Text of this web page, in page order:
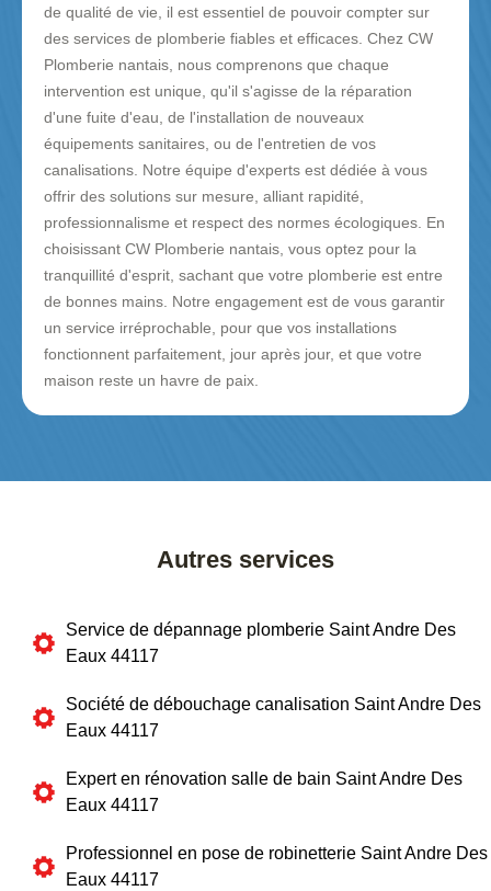
de qualité de vie, il est essentiel de pouvoir compter sur
des services de plomberie fiables et efficaces. Chez CW
Plomberie nantais, nous comprenons que chaque
intervention est unique, qu'il s'agisse de la réparation
d'une fuite d'eau, de l'installation de nouveaux
équipements sanitaires, ou de l'entretien de vos
canalisations. Notre équipe d'experts est dédiée à vous
offrir des solutions sur mesure, alliant rapidité,
professionnalisme et respect des normes écologiques. En
choisissant CW Plomberie nantais, vous optez pour la
tranquillité d'esprit, sachant que votre plomberie est entre
de bonnes mains. Notre engagement est de vous garantir
un service irréprochable, pour que vos installations
fonctionnent parfaitement, jour après jour, et que votre
maison reste un havre de paix.
Autres services
Service de dépannage plomberie Saint Andre Des
Eaux 44117
Société de débouchage canalisation Saint Andre Des
Eaux 44117
Expert en rénovation salle de bain Saint Andre Des
Eaux 44117
Professionnel en pose de robinetterie Saint Andre Des
Eaux 44117